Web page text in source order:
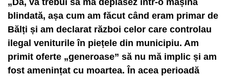
blindată, așa cum am făcut când eram primar de
Bălți și am declarat război celor care controlau
ilegal veniturile în piețele din municipiu. Am
primit oferte „generoase” să nu mă implic și am
fost amenințat cu moartea. În acea perioadă